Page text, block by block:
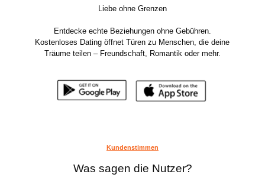
Liebe ohne Grenzen
Entdecke echte Beziehungen ohne Gebühren.
Kostenloses Dating öffnet Türen zu Menschen, die deine
Träume teilen – Freundschaft, Romantik oder mehr.
Kundenstimmen
Was sagen die Nutzer?